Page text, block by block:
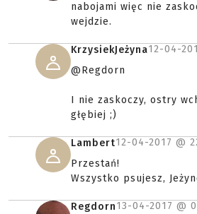
nabojami więc nie
wejdzie.
KrzysiekJeżyna12-04-
@Regdorn
I nie zaskoczy, ostry
głębiej ;)
Lambert12-04-2017 @
Przestań!
Wszystko psujesz,
Regdorn13-04-2017 @